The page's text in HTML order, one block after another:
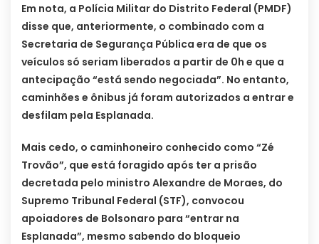
Em nota, a Polícia Militar do Distrito Federal (PMDF)
disse que, anteriormente, o combinado com a
Secretaria de Segurança Pública era de que os
veículos só seriam liberados a partir de 0h e que a
antecipação “está sendo negociada”. No entanto,
caminhões e ônibus já foram autorizados a entrar e
desfilam pela Esplanada.
Mais cedo, o caminhoneiro conhecido como “Zé
Trovão”, que está foragido após ter a prisão
decretada pelo ministro Alexandre de Moraes, do
Supremo Tribunal Federal (STF), convocou
apoiadores de Bolsonaro para “entrar na
Esplanada”, mesmo sabendo do bloqueio